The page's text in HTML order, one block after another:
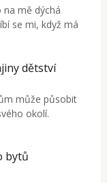
mě dýchá
se mi, když má
dětství
může působit
okolí.
bytů